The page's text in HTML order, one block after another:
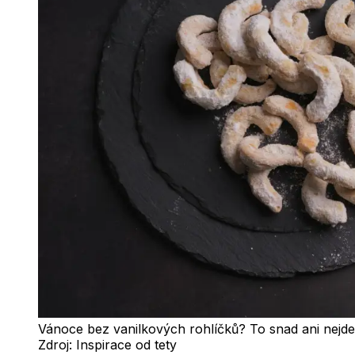
Vánoce bez vanilkových rohlíčků? To snad ani
Zdroj: Inspirace od tety